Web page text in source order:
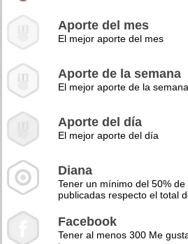
Aporte del mes
El mejor aporte del mes
Aporte de la semana
El mejor aporte de la semana
Aporte del día
El mejor aporte del día
Diana
Tener un mínimo del 50%
publicadas respecto el total
Facebook
Tener al menos 300 Me